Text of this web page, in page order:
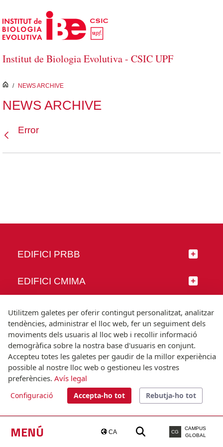
Salta al contingut principal
Institut de Biologia Evolutiva - CSIC UPF
MENÚ CA CG
CAMPUS
GLOBAL
inici
/ NEWS ARCHIVE
NEWS ARCHIVE
Error
EDIFICI PRBB
EDIFICI CMIMA
SEGUEIX-NOS
© Universitat Pompeu Fabra
Barcelona
T.(+34) 93 542 20 00
Utilitzem galetes per oferir contingut personalitzat, analitzar
tendències, administrar el lloc web, fer un seguiment dels
moviments dels usuaris al lloc web i recollir informació
demogràfica sobre la nostra base d'usuaris en conjunt.
Accepteu totes les galetes per gaudir de la millor experiència
possible al nostre lloc web o gestioneu les vostres
preferències. Avís legal
Configuració Accepta-ho tot Rebutja-ho tot